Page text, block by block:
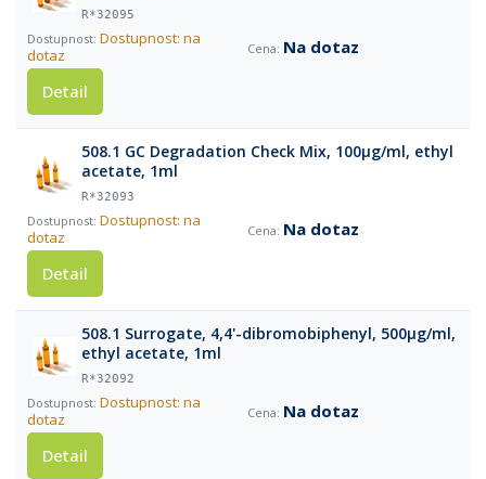
R*32095
Dostupnost: na
dotaz
Na dotaz
Detail
508.1 GC Degradation Check Mix, 100µg/ml, ethyl
acetate, 1ml
R*32093
Dostupnost: na
dotaz
Na dotaz
Detail
508.1 Surrogate, 4,4'-dibromobiphenyl, 500µg/ml,
ethyl acetate, 1ml
R*32092
Dostupnost: na
dotaz
Na dotaz
Detail